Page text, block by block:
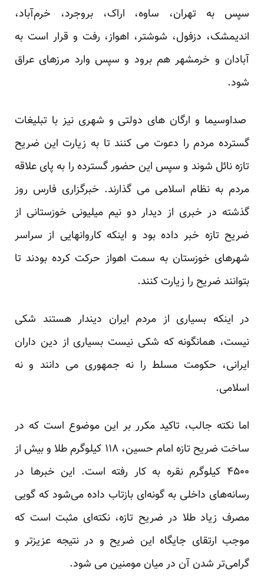
سپس به تهران، ساوه، اراک، بروجرد، خرم‌آباد،
اندیمشک، دزفول، شوشتر، اهواز، رفت و قرار است به
آبادان و خرمشهر هم برود و سپس وارد مرزهای عراق
شود.
صداوسیما و ارگان های دولتی و شهری نیز با تبلیغات
گسترده مردم را دعوت می کنند تا به زیارت این ضریح
تازه نائل شوند و سپس این حضور گسترده را به پای علاقه
مردم به نظام اسلامی می گذارند. خبرگزاری فارس روز
گذشته در خبری از دیدار دو نیم میلیونی خوزستانی از
ضریح تازه خبر داده بود و اینکه کاروانهایی از سراسر
شهرهای خوزستان به سمت اهواز حرکت کرده بودند تا
بتوانند ضریح را زیارت کنند.
در اینکه بسیاری از مردم ایران دیندار هستند شکی
نیست، همانگونه که شکی نیست بسیاری از دین داران
ایرانی، حکومت مسلط را نه جمهوری می دانند و نه
اسلامی.
اما نکته جالب، تاکید مکرر بر این موضوع است که در
ساخت ضریح تازه امام حسین، ۱۱۸ کیلوگرم طلا و بیش از
۴۵۰۰ کیلوگرم نقره به کار رفته است. این خبر‌ها در
رسانه‌های داخلی به گونه‌ای بازتاب داده می‌شود که گویی
مصرف زیاد طلا در ضریح تازه، نکته‌ای مثبت است که
موجب ارتقای جایگاه این ضریح و در نتیجه عزیز‌تر و
گرامی‌تر شدن آن در میان مومنین می شود.